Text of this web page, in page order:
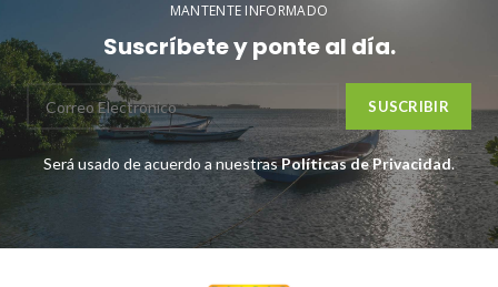
MANTENTE INFORMADO
Suscríbete y ponte al día.
Será usado de acuerdo a nuestrasPolíticas de Privacidad.